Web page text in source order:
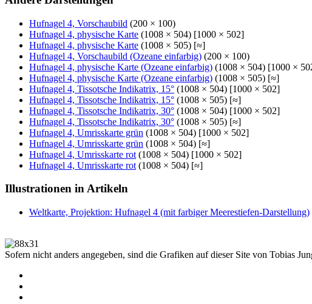
Hufnagel 4, Vorschaubild (200 × 100)
Hufnagel 4, physische Karte (1008 × 504) [1000 × 502]
Hufnagel 4, physische Karte (1008 × 505) [≈]
Hufnagel 4, Vorschaubild (Ozeane einfarbig) (200 × 100)
Hufnagel 4, physische Karte (Ozeane einfarbig) (1008 × 504) [1000 ×
Hufnagel 4, physische Karte (Ozeane einfarbig) (1008 × 505) [≈]
Hufnagel 4, Tissotsche Indikatrix, 15° (1008 × 504) [1000 × 502]
Hufnagel 4, Tissotsche Indikatrix, 15° (1008 × 505) [≈]
Hufnagel 4, Tissotsche Indikatrix, 30° (1008 × 504) [1000 × 502]
Hufnagel 4, Tissotsche Indikatrix, 30° (1008 × 505) [≈]
Hufnagel 4, Umrisskarte grün (1008 × 504) [1000 × 502]
Hufnagel 4, Umrisskarte grün (1008 × 504) [≈]
Hufnagel 4, Umrisskarte rot (1008 × 504) [1000 × 502]
Hufnagel 4, Umrisskarte rot (1008 × 504) [≈]
Illustrationen in Artikeln
Weltkarte, Projektion: Hufnagel 4 (mit farbiger Meerestiefen-Darstellung)
Sofern nicht anders angegeben, sind die Grafiken auf dieser Site von Tobias